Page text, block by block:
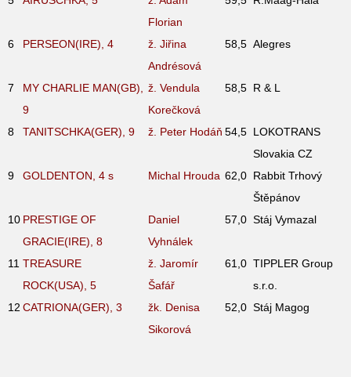
Florian
6 PERSEON(IRE), 4
ž. Jiřina
Andrésová
58,5 Alegres
7
MY CHARLIE MAN(GB),
9
ž. Vendula
Korečková
58,5 R & L
8 TANITSCHKA(GER), 9 ž. Peter Hodáň 54,5 LOKOTRANS
Slovakia CZ
9
GOLDENTON, 4 s Michal Hrouda 62,0 Rabbit Trhový
Štěpánov
10 PRESTIGE OF
GRACIE(IRE), 8
Daniel
Vyhnálek
57,0 Stáj Vymazal
11 TREASURE
ROCK(USA), 5
ž. Jaromír
Šafář
61,0 TIPPLER Group
s.r.o.
12 CATRIONA(GER), 3
žk. Denisa
Sikorová
52,0 Stáj Magog